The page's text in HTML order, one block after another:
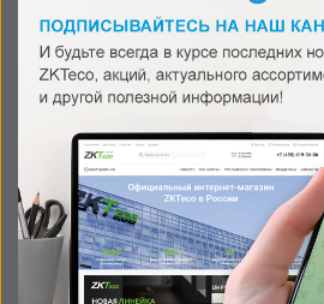
По запросу
В наличии